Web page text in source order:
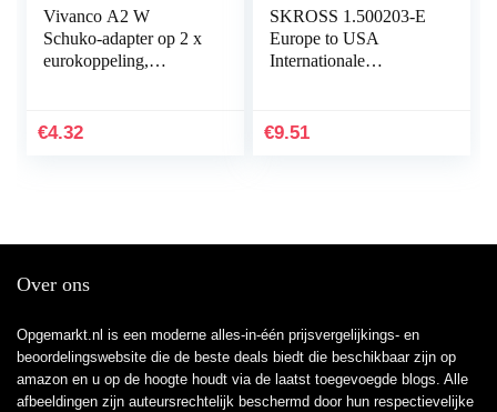
Vivanco A2 W
Schuko-adapter op 2 x
eurokoppeling,
€4.32
SKROSS 1.500203-E
Europe to USA
Internationale
plug-out – Spanning
€9.51
Over ons
Opgemarkt.nl is een moderne alles-in-één prijsvergelijkings- en
beoordelingswebsite die de beste deals biedt die beschikbaar zijn op
amazon en u op de hoogte houdt via de laatst toegevoegde blogs. Alle
afbeeldingen zijn auteursrechtelijk beschermd door hun respectievelijke